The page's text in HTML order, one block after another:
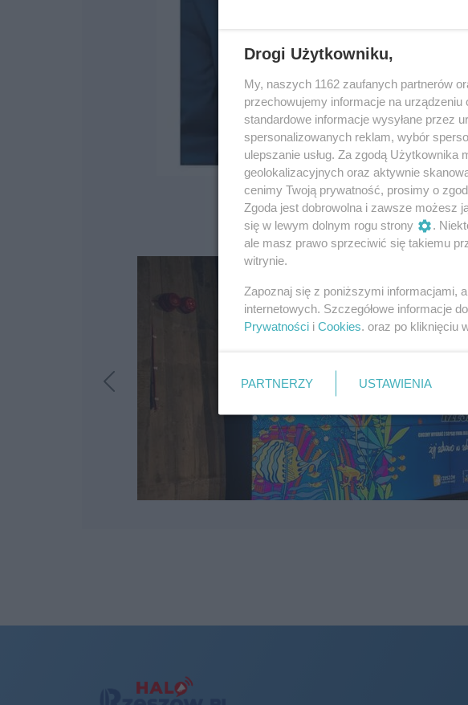
Drogi Użytkowniku,
My, naszych 1162 zaufanych partnerów
przechowujemy informacje na
standardowe informacje wysyłane przez
spersonalizowanych reklam, wybór
ulepszanie usług. Za zgodą
geolokalizacyjnych oraz aktywnie
cenimy Twoją prywatność, prosimy o
Zgoda jest dobrowolna i zawsze możesz
się w lewym dolnym rogu strony
.
ale masz prawo sprzeciwić się takiemu
witrynie.
Zapoznaj się z poniższymi informacjami,
internetowych. Szczegółowe informacje
Prywatności i Cookies. oraz po kliknięciu
PARTNERZY USTAWIENIA